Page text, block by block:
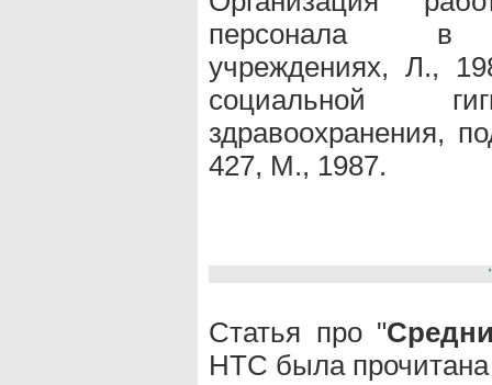
персонала в
учреждениях, Л.,
социальной
здравоохранения,
427, М., 1987.
Статья про "
НТС была прочитана